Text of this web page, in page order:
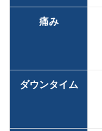
痛み
ダウンタイム